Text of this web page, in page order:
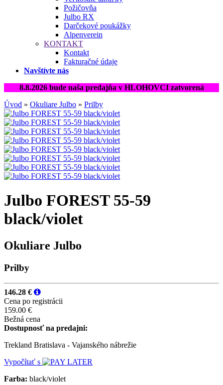
Požičovňa
Julbo RX
Darčekové poukážky
Alpenverein
KONTAKT
Kontakt
Fakturačné údaje
Navštívte nás
8.8.2026 bude naša predajňa v HLOHOVCI zatvorená
Úvod » Okuliare Julbo » Prilby
Julbo FOREST 55-59
black/violet
Okuliare Julbo
Prilby
146.28 €
Cena po registrácii
159.00 €
Bežná cena
Dostupnosť na predajni:
Trekland Bratislava - Vajanského nábrežie
Vypočítať s
Farba: black/violet